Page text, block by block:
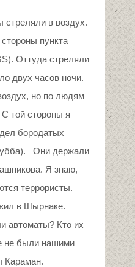
стреляли в воздух.
пункта
Оттуда стреляли
двух часов ночи.
но по людям
той стороны я
бородатых
Они держали
Я знаю,
террористы.
в Шырнаке.
автоматы? Кто их
не были нашими
Караман.